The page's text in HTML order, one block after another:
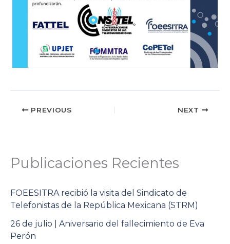
PREVIOUS NEXT
Publicaciones Recientes
FOEESITRA recibió la visita del Sindicato de
Telefonistas de la República Mexicana (STRM)
26 de julio | Aniversario del fallecimiento de Eva
Perón